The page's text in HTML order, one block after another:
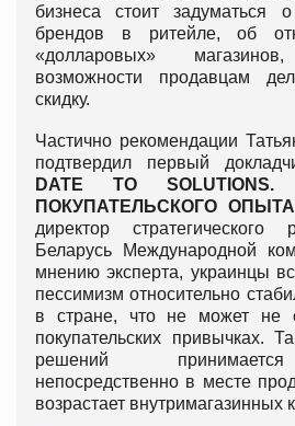
бизнеса стоит задуматься
брендов в ритейле, об
«долларовых»
возможности продавцам
скидку.
Частично рекомендации
подтвердил первый
DATE TO
ПОКУПАТЕЛЬСКОГО
директор стратегического
Беларусь Международной
мнению эксперта, украинцы
пессимизм относительно
в стране, что не может не
покупательских привычках.
решений
непосредственно в месте
возрастает внутримагазинных